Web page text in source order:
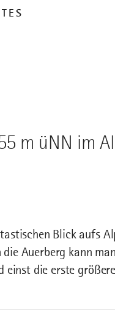
m üNN im
Blick aufs
Auerberg kann
einst die erste